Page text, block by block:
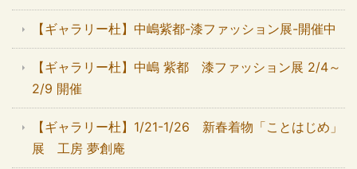
【ギャラリー杜】中嶋紫都-漆ファッション展-開催中
【ギャラリー杜】中嶋 紫都 漆ファッション展 2/4～
2/9 開催
【ギャラリー杜】1/21-1/26 新春着物「ことはじめ」
展 工房 夢創庵